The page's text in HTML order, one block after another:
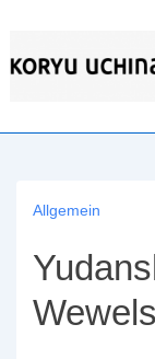
Inhalt
Allgemein